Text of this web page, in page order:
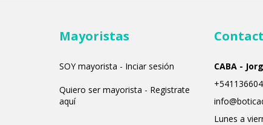
Mayoristas
SOY mayorista - Inciar sesión
Quiero ser mayorista - Registrate
aquí
CABA -
Lunes a